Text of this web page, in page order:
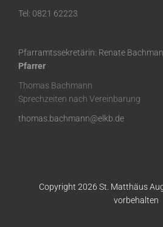
Tel: 0821 62223
Pfarramtssekretärin: Renate
Pfarrer
Thomas Bachmann
Sprechzeiten nach Vereinbarung
thomas.bachmann@elkb.de
Copyright 2026 St. Matthäus
vorbehalten